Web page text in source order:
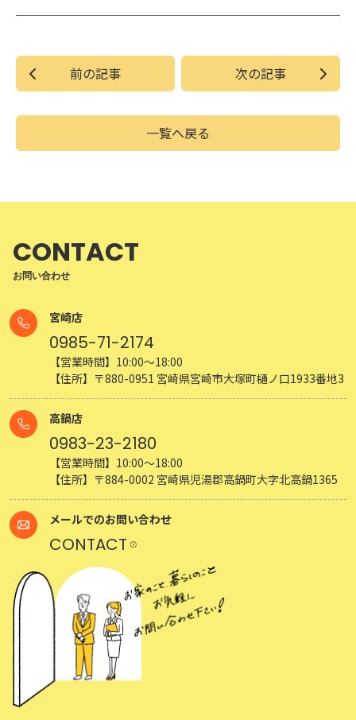
前の記事
一覧へ戻る
次の記事
CONTACT
お問い合わせ
宮崎店
0985-71-2174
【営業時間】10:00～18:00
【住所】〒880-0951 宮崎県宮崎市大塚町樋ノ口1933番地3
高鍋店
0983-23-2180
【営業時間】10:00～18:00
【住所】〒884-0002 宮崎県児湯郡高鍋町大字北高鍋1365
メールでのお問い合わせ
CONTACT